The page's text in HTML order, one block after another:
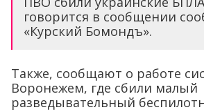
говорится в сообщении
«Курский Бомондъ».
Также, сообщают о работе
Воронежем, где сбили малый
разведывательный